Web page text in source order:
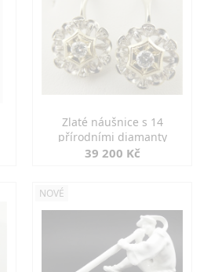
Zlaté náušnice s 14
přírodními diamanty
39 200 Kč
NOVÉ